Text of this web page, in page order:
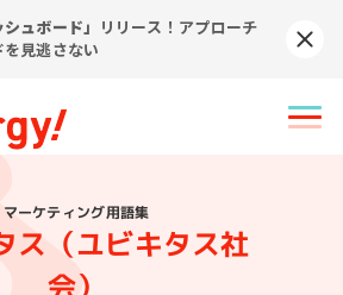
シュボード」
リリース！アプローチ
見逃さない
マーケティング用語集
ス（ユビキタス社
会）